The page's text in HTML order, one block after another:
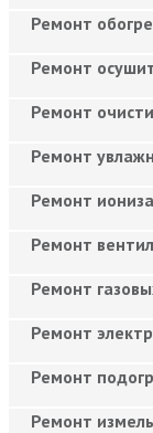
Ремонт
Ремонт
Ремонт
Ремонт
Ремонт
Ремонт
Ремонт
Ремонт
Ремонт
Ремонт